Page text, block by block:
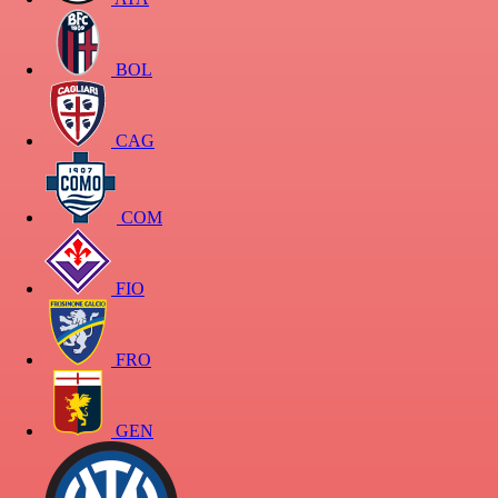
BOL
CAG
COM
FIO
FRO
GEN